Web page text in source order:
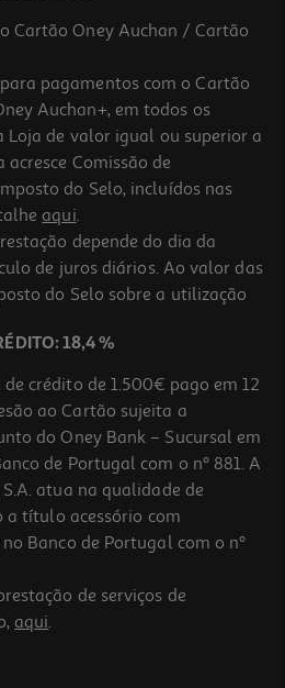
Cartão Oney Auchan / Cartão
pagamentos com o Cartão
Auchan+, em todos os
Loja de valor igual ou superior a
Comissão de
do Selo, incluídos nas
aqui.
depende do dia da
de juros diários. Ao valor das
do Selo sobre a utilização
18,4 %
crédito de 1.500€ pago em 12
ao Cartão sujeita a
do Oney Bank – Sucursal em
de Portugal com o nº 881. A
atua na qualidade de
a título acessório com
Banco de Portugal com o nº
de serviços de
aqui.